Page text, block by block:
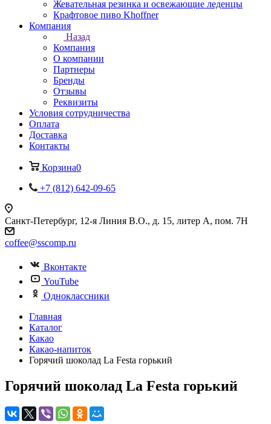
Жевательная резинка и освежающие леденцы
Крафтовое пиво Khoffner
Компания
Назад
Компания
О компании
Партнеры
Бренды
Отзывы
Реквизиты
Условия сотрудничества
Оплата
Доставка
Контакты
Корзина0
+7 (812) 642-09-65
Санкт-Петербург, 12-я Линия В.О., д. 15, литер А, пом. 7Н
coffee@sscomp.ru
Вконтакте
YouTube
Одноклассники
Главная
Каталог
Какао
Какао-напиток
Горячий шоколад La Festa горький
Горячий шоколад La Festa горький